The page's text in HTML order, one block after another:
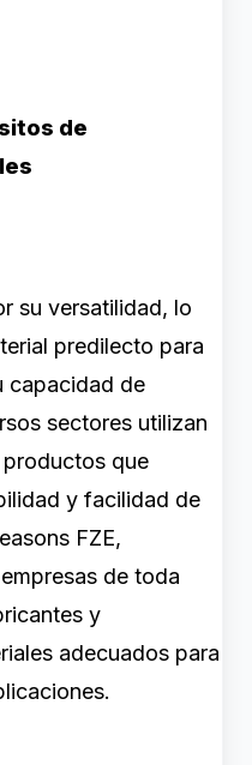
de
su versatilidad, lo
predilecto para
capacidad de
sectores utilizan
que
y facilidad de
FZE,
de toda
y
adecuados para